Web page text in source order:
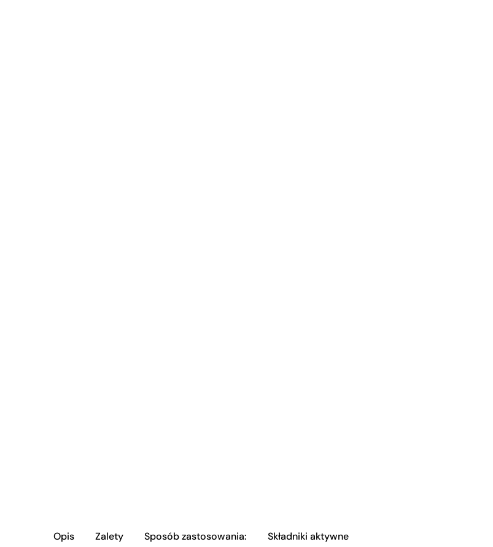
Opis Zalety Sposób zastosowania: Składniki aktywne